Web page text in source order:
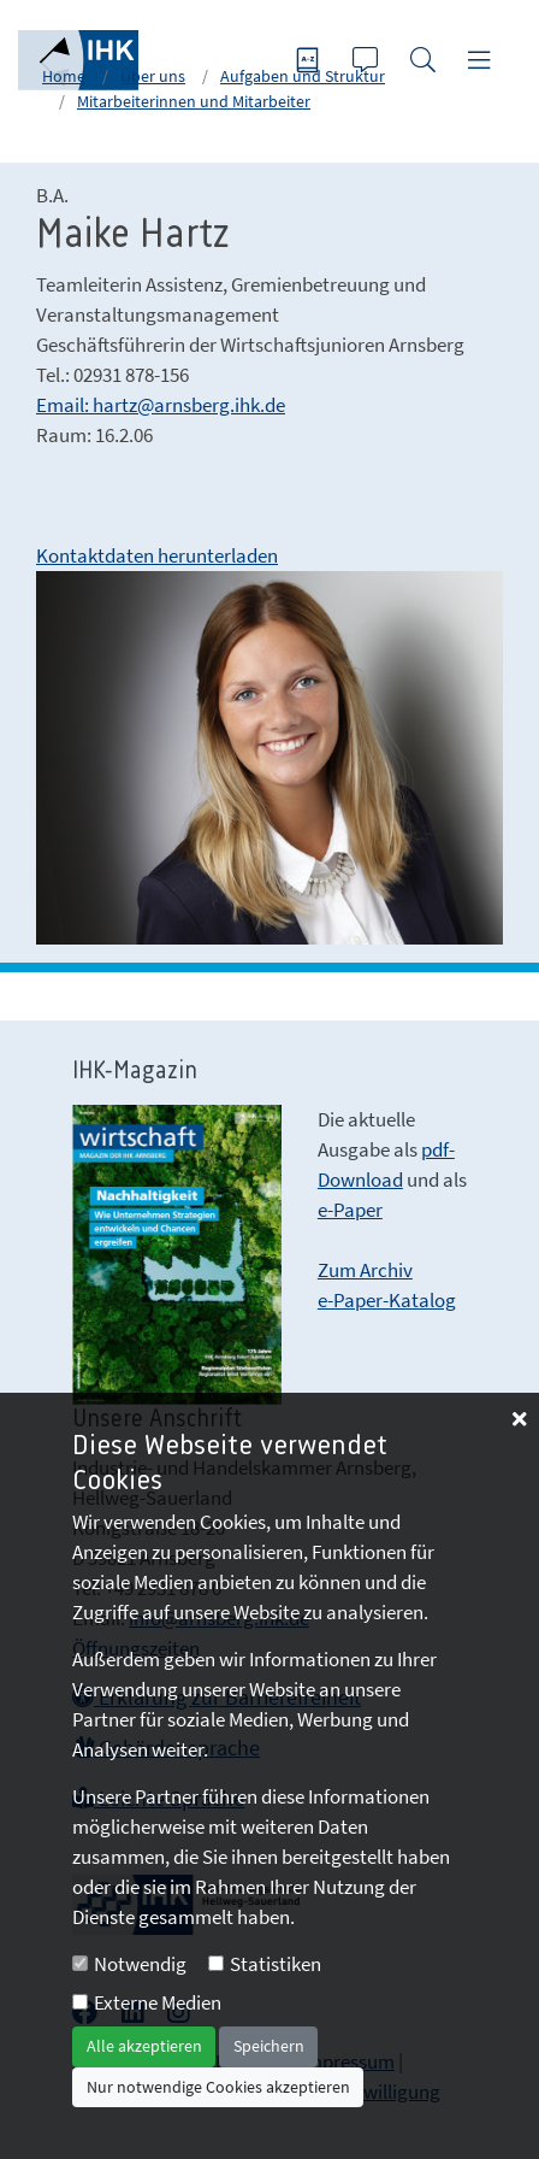
Home Über uns
Aufgaben und Struktur
Mitarbeiterinnen und Mitarbeiter
B.A.
Maike Hartz
Teamleiterin Assistenz, Gremienbetreuung und
Veranstaltungsmanagement
Geschäftsführerin der Wirtschaftsjunioren Arnsberg
Tel.: 02931 878-156
Email: hartz@arnsberg.ihk.de
Raum: 16.2.06
Kontaktdaten herunterladen
IHK-Magazin
Die aktuelle
Ausgabe alspdf-
Download und als
e-Paper
Zum Archiv
e-Paper-Katalog
Unsere Anschrift
Industrie- und Handelskammer Arnsberg,
Hellweg-Sauerland
Königstraße 18-20
D 59821 Arnsberg
Tel: +49 2931 878 0
Email:info@arnsberg.ihk.de
Öffnungszeiten
Erklärung zur Barrierefreiheit
Gebärdensprache
Leichte Sprache
2026 © All Rights Reserved.Impressum
Datenschutz|Sitemap|Cookie-Einwilligung
Diese Webseite verwendet
Cookies
Wir verwenden Cookies, um Inhalte und
Anzeigen zu personalisieren, Funktionen für
soziale Medien anbieten zu können und die
Zugriffe auf unsere Website zu analysieren.
Außerdem geben wir Informationen zu Ihrer
Verwendung unserer Website an unsere
Partner für soziale Medien, Werbung und
Analysen weiter.
Unsere Partner führen diese Informationen
möglicherweise mit weiteren Daten
zusammen, die Sie ihnen bereitgestellt haben
oder die sie im Rahmen Ihrer Nutzung der
Dienste gesammelt haben.
Notwendig
Statistiken
Externe Medien
Alle akzeptieren
Speichern
Nur notwendige Cookies akzeptieren